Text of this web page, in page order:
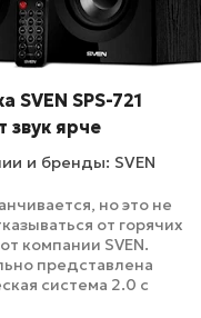
SVEN SPS-721
звук ярче
и бренды: SVEN
но это не
от горячих
компании SVEN.
представлена
система 2.0 с